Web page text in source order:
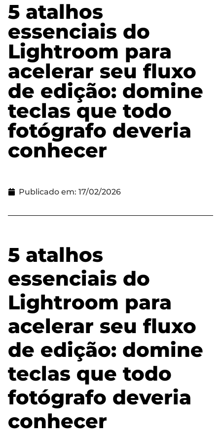
5 atalhos
essenciais do
Lightroom para
acelerar seu fluxo
de edição: domine
teclas que todo
fotógrafo deveria
conhecer
Publicado em: 17/02/2026
5 atalhos
essenciais do
Lightroom para
acelerar seu fluxo
de edição: domine
teclas que todo
fotógrafo deveria
conhecer